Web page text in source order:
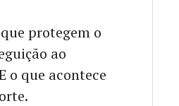
protegem o
ao
o que acontece